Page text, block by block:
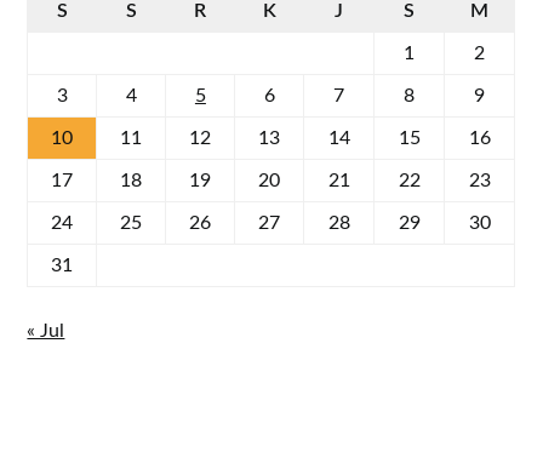
S S R K J S M
1 2
3 4 5 6 7 8 9
10 11 12 13 14 15 16
17 18 19 20 21 22 23
24 25 26 27 28 29 30
31
« Jul